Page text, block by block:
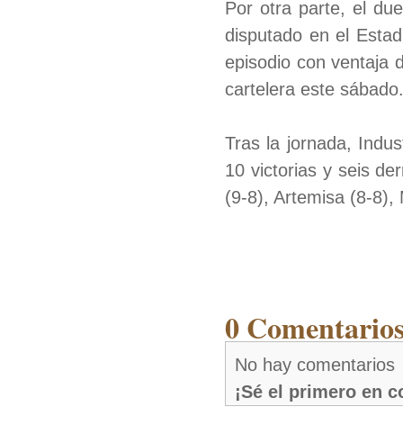
Por otra parte, el
disputado en el
episodio con ventaja
cartelera este sábado.
Tras la jornada,
10 victorias y seis
(9-8), Artemisa (8-8),
0
No hay comentarios
¡Sé el primero en